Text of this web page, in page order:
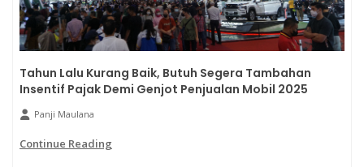
Tahun Lalu Kurang Baik, Butuh Segera Tambahan
Insentif Pajak Demi Genjot Penjualan Mobil 2025
Panji Maulana
Continue Reading